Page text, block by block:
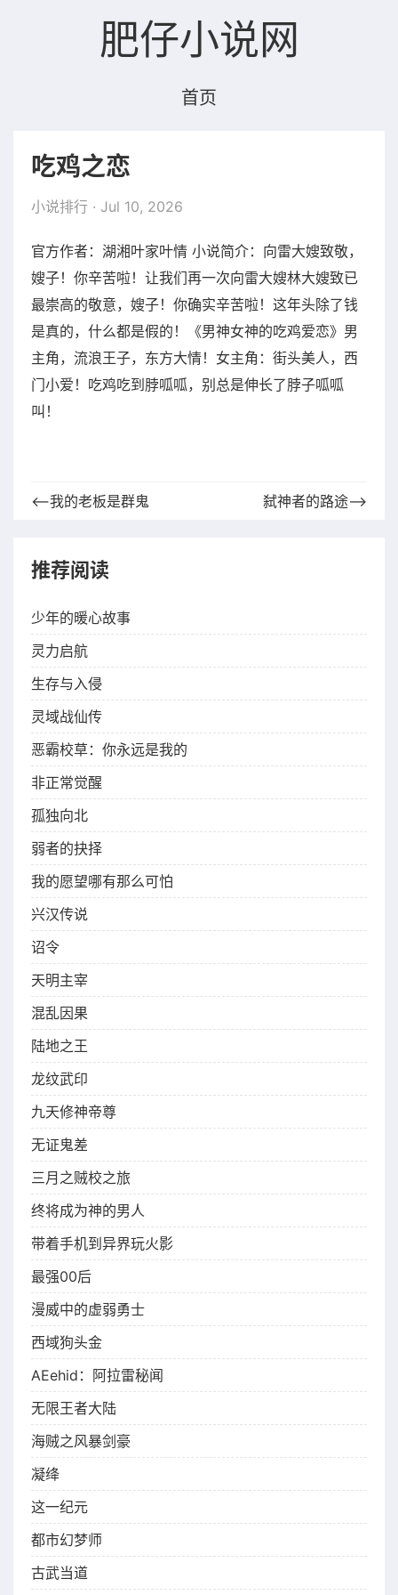
肥仔小说网
首页
吃鸡之恋
小说排行 · Jul 10, 2026
官方作者：湖湘叶家叶情 小说简介：向雷大嫂致敬，
嫂子！你辛苦啦！让我们再一次向雷大嫂林大嫂致已
最崇高的敬意，嫂子！你确实辛苦啦！这年头除了钱
是真的，什么都是假的！《男神女神的吃鸡爱恋》男
主角，流浪王子，东方大情！女主角：街头美人，西
门小爱！吃鸡吃到脖呱呱，别总是伸长了脖子呱呱
叫！
⟵我的老板是群鬼 弑神者的路途⟶
推荐阅读
少年的暖心故事
灵力启航
生存与入侵
灵域战仙传
恶霸校草：你永远是我的
非正常觉醒
孤独向北
弱者的抉择
我的愿望哪有那么可怕
兴汉传说
诏令
天明主宰
混乱因果
陆地之王
龙纹武印
九天修神帝尊
无证鬼差
三月之贼校之旅
终将成为神的男人
带着手机到异界玩火影
最强00后
漫威中的虚弱勇士
西域狗头金
AEehid：阿拉雷秘闻
无限王者大陆
海贼之风暴剑豪
凝绛
这一纪元
都市幻梦师
古武当道